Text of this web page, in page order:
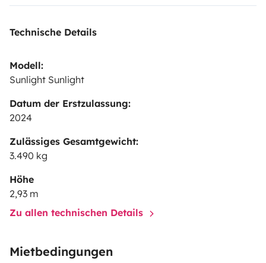
Technische Details
Modell:
Sunlight Sunlight
Datum der Erstzulassung:
2024
Zulässiges Gesamtgewicht:
3.490 kg
Höhe
2,93 m
Zu allen technischen Details
Mietbedingungen